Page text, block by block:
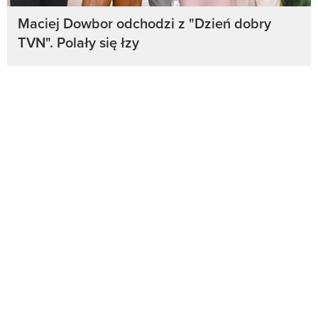
Maciej Dowbor odchodzi z "Dzień dobry
TVN". Polały się łzy